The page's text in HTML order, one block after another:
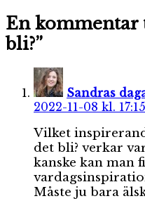
En kommentar
bli?”
Sandras
2022-11-08 kl. 17:15
Vilket
det bli? verkar
kanske kan man
Måste ju bara